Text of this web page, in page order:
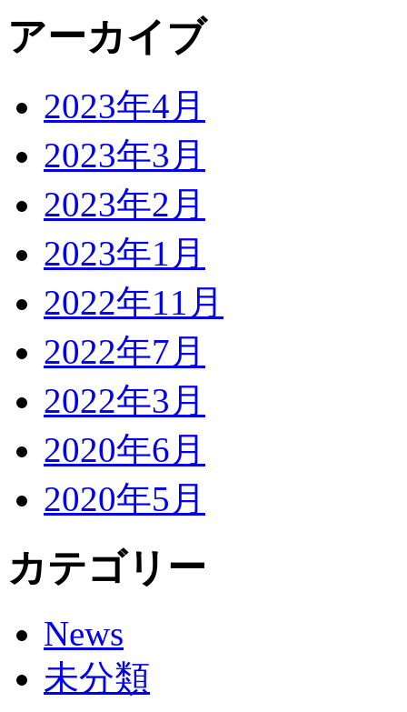
アーカイブ
2023年4月
2023年3月
2023年2月
2023年1月
2022年11月
2022年7月
2022年3月
2020年6月
2020年5月
カテゴリー
News
未分類